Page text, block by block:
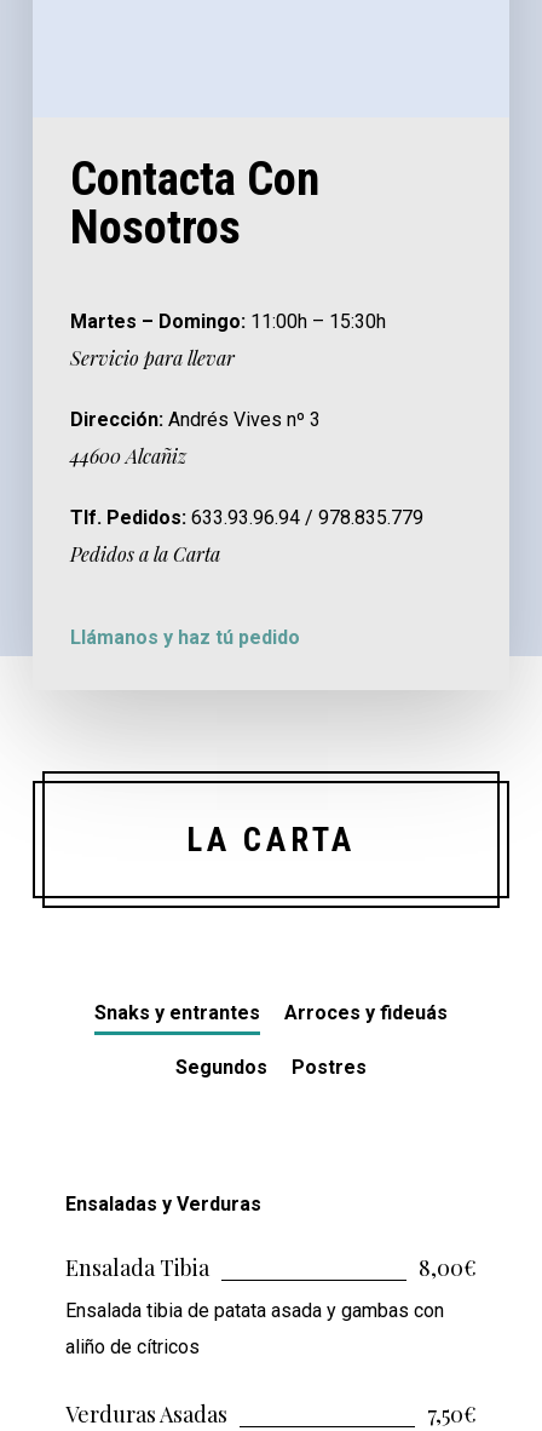
Contacta Con
Nosotros
Martes – Domingo: 11:00h – 15:30h
Servicio para llevar
Dirección: Andrés Vives nº 3
44600 Alcañiz
Tlf. Pedidos: 633.93.96.94 / 978.835.779
Pedidos a la Carta
Llámanos y haz tú pedido
LA CARTA
Snaks y entrantes Arroces y fideuás
Segundos Postres
Ensaladas y Verduras
Ensalada Tibia 8,00€
Ensalada tibia de patata asada y gambas con
aliño de cítricos
Verduras Asadas 7,50€